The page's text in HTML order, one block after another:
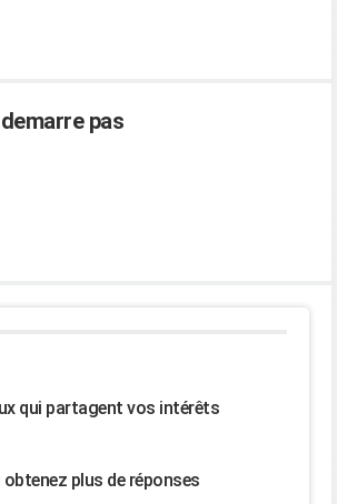
pas
qui partagent vos intérêts
plus de réponses